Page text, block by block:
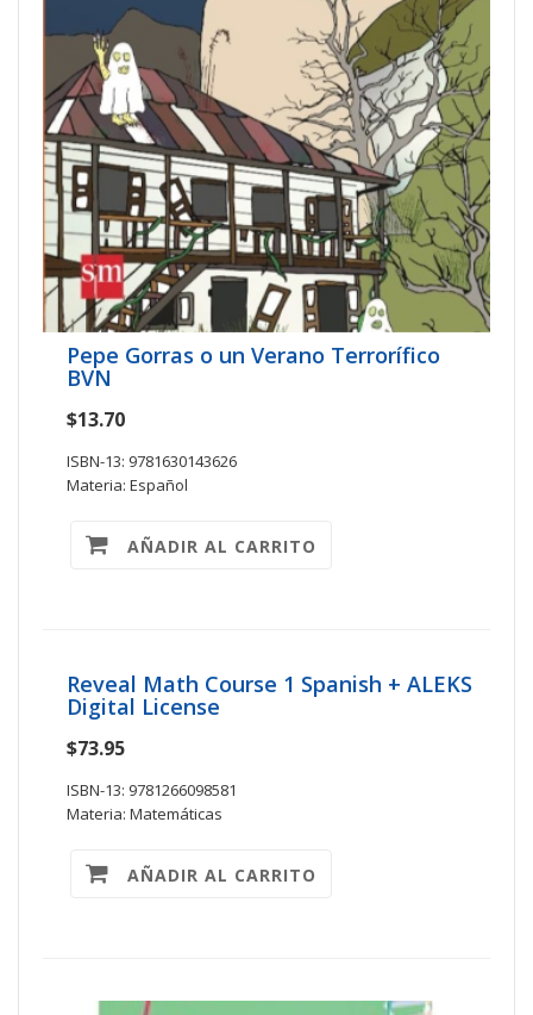
Pepe Gorras o un Verano Terrorífico
BVN
$13.70
ISBN-13: 9781630143626
Materia: Español
AÑADIR AL CARRITO
Reveal Math Course 1 Spanish + ALEKS
Digital License
$73.95
ISBN-13: 9781266098581
Materia: Matemáticas
AÑADIR AL CARRITO